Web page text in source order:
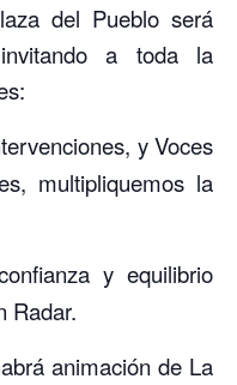
del Pueblo será
a toda la
y Voces
multipliquemos la
y equilibrio
Radar.
animación de La